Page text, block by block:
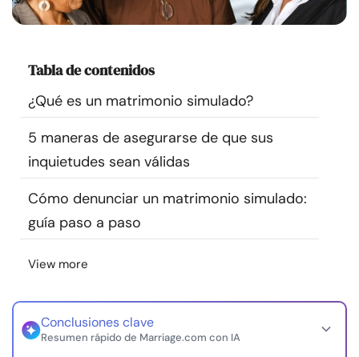
Recursos
Comunidad
Encuentra un terapeuta
Idioma
Sobre nosotros Contáctanos
nosotros
© Copyright 2026. Todos los derechos reservados.
Tabla de contenidos
¿Qué es un matrimonio simulado?
5 maneras de asegurarse de que sus
inquietudes sean válidas
Cómo denunciar un matrimonio simulado:
guía paso a paso
View more
Conclusiones clave
Resumen rápido de Marriage.com con IA